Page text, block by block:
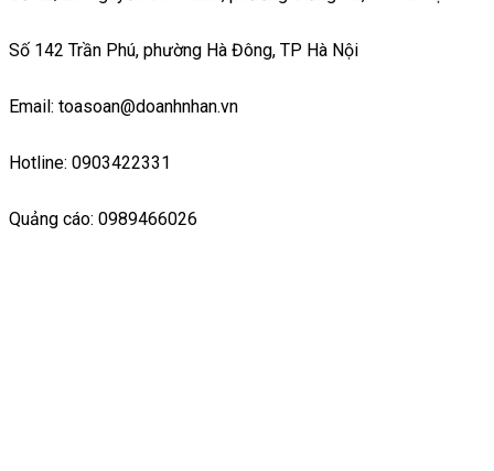
Số 142 Trần Phú, phường Hà Đông, TP Hà Nội
Email: toasoan@doanhnhan.vn
Hotline: 0903422331
Quảng cáo: 0989466026